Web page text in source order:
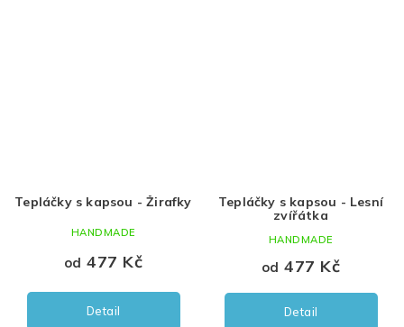
Tepláčky s kapsou - Žirafky
od 477 Kč
Detail
HANDMADE
Tepláčky s kapsou - Lesní
zvířátka
od 477 Kč
Detail
HANDMADE